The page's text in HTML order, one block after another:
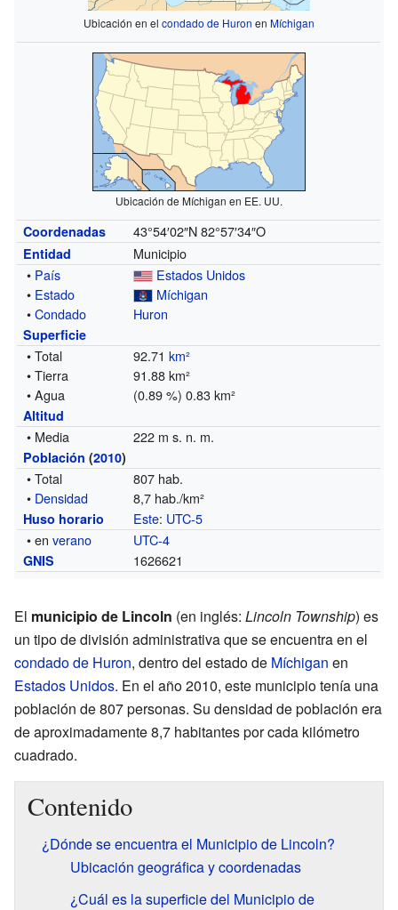
Ubicación en el condado de Huron en Míchigan
Ubicación de Míchigan en EE. UU.
Coordenadas 43°54′02″N 82°57′34″O
Entidad
Municipio
• País
Estados Unidos
• Estado
Míchigan
•Condado Huron
Superficie
• Total 92.71km²
• Tierra
91.88 km²
• Agua
(0.89 %) 0.83 km²
Altitud
• Media 222 m s. n. m.
Población (2010)
• Total
807 hab.
• Densidad 8,7 hab./km²
Huso horario Este: UTC-5
• enverano UTC-4
GNIS 1626621
El municipio de Lincoln (en inglés: Lincoln Township) es
un tipo de división administrativa que se encuentra en el
condado de Huron, dentro del estado de Míchigan en
Estados Unidos. En el año 2010, este municipio tenía una
población de 807 personas. Su densidad de población era
de aproximadamente 8,7 habitantes por cada kilómetro
cuadrado.
Contenido
¿Dónde se encuentra el Municipio de Lincoln?
Ubicación geográfica y coordenadas
¿Cuál es la superficie del Municipio de